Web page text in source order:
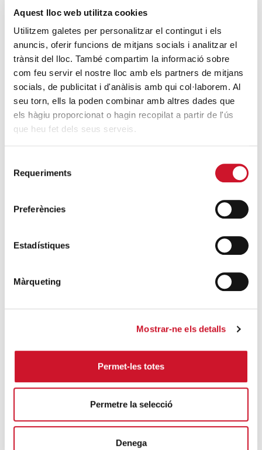
Aquest lloc web utilitza cookies
Utilitzem galetes per personalitzar el contingut i els
anuncis, oferir funcions de mitjans socials i analitzar el
trànsit del lloc. També compartim la informació sobre
com feu servir el nostre lloc amb els partners de mitjans
socials, de publicitat i d'anàlisis amb qui col·laborem. Al
seu torn, ells la poden combinar amb altres dades que
els hàgiu proporcionat o hagin recopilat a partir de l'ús
que heu fet dels seus serveis.
Requeriments
Preferències
Estadístiques
Màrqueting
Mostrar-ne els detalls
Permet-les totes
Permetre la selecció
Denega
OPINIÓN
Podemos permitirnos
un salario mínimo
digno
La precariedad laboral
rompe la vida